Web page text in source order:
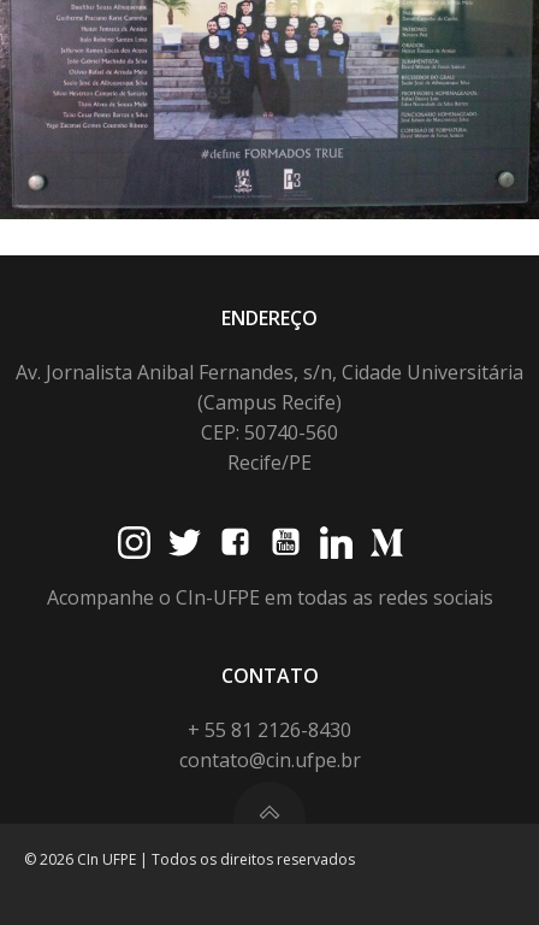
ENDEREÇO
Av. Jornalista Anibal Fernandes, s/n, Cidade Universitária
(Campus Recife)
CEP: 50740-560
Recife/PE
Acompanhe o CIn-UFPE em todas as redes sociais
CONTATO
+ 55 81 2126-8430
contato@cin.ufpe.br
© 2026 CIn UFPE | Todos os direitos reservados